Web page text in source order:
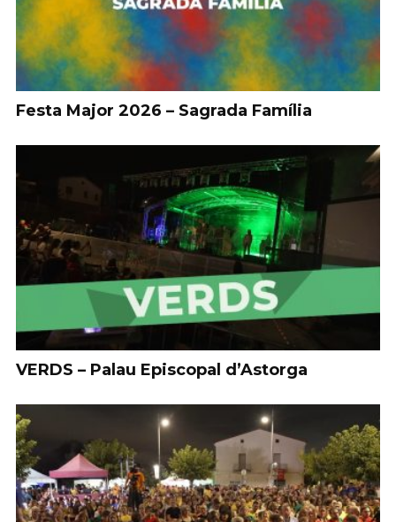
Festa Major 2026 – Sagrada Família
VERDS – Palau Episcopal d’Astorga